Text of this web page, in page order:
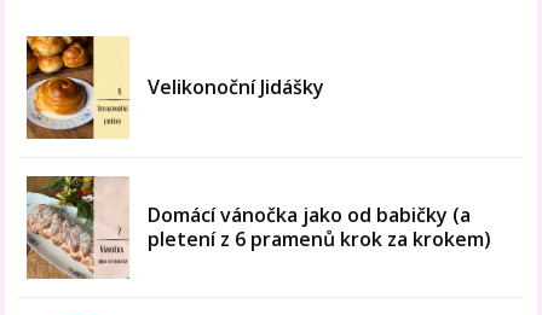
Velikonoční Jidášky
Domácí vánočka jako od babičky (a
pletení z 6 pramenů krok za krokem)